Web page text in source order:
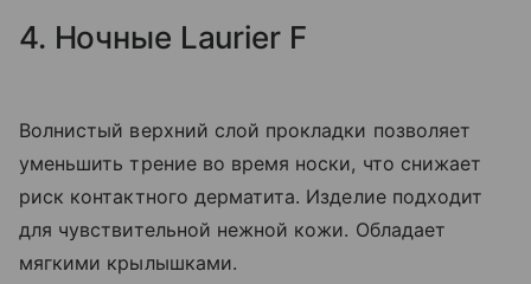
4. Ночные Laurier F
Волнистый верхний слой прокладки позволяет
уменьшить трение во время носки, что снижает
риск контактного дерматита. Изделие подходит
для чувствительной нежной кожи. Обладает
мягкими крылышками.